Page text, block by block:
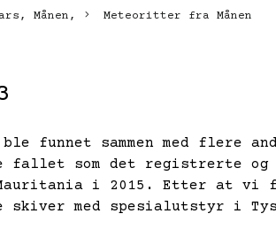
Månen,
Meteoritter fra Månen
funnet sammen med flere
fallet som det registrerte og
Mauritania i 2015. Etter at
med spesialutstyr i